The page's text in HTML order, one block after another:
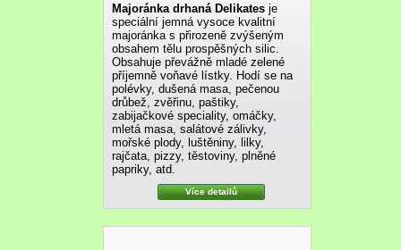
Majoránka drhaná Delikatesje
speciální jemná vysoce kvalitní
majoránka s přirozeně zvýšeným
obsahem tělu prospěšných silic.
Obsahuje převážně mladé zelené
příjemně voňavé lístky. Hodí se na
polévky, dušená masa, pečenou
drůbež, zvěřinu, paštiky,
zabijačkové speciality, omáčky,
mletá masa, salátové zálivky,
mořské plody, luštěniny, lilky,
rajčata, pizzy, těstoviny, plněné
papriky, atd.
Více detailů